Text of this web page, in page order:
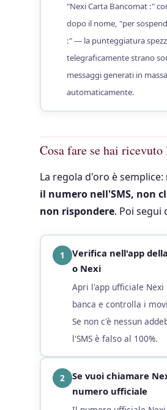
"Nexi Carta Bancomat :"
dopo il nome, "per
:" — la punteggiatura
telegraficamente strano
messaggi generati in
automaticamente.
ho ricevuto SMS da
numero 3773004711 chi
smishing bancario come
SMS falso banca cosa
ho chiamato numero
Nexi manda SMS da
rimborso banca truffa
Cosa fare se hai
La regola d'oro è semplice:
il numero nell'SMS, non
non rispondere. Poi segui
1
Verifica nell'app
o Nexi
Apri l'app ufficiale Nexi
banca e controlla i
Se non c'è nessun
l'SMS è falso al 100%.
2
Se vuoi chiamare
numero ufficiale